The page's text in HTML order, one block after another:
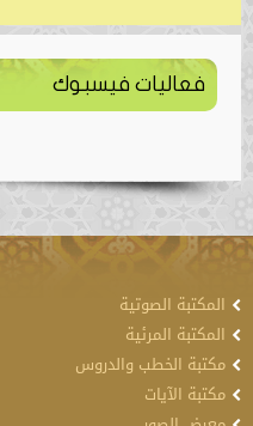
فعاليات فيسبوك
المكتبة الصوتية
المكتبة المرئية
مكتبة الخطب والدروس
مكتبة الآيات